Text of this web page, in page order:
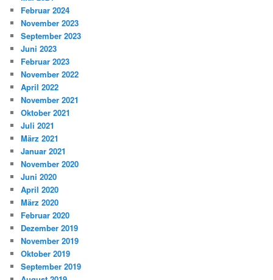
Februar 2024
November 2023
September 2023
Juni 2023
Februar 2023
November 2022
April 2022
November 2021
Oktober 2021
Juli 2021
März 2021
Januar 2021
November 2020
Juni 2020
April 2020
März 2020
Februar 2020
Dezember 2019
November 2019
Oktober 2019
September 2019